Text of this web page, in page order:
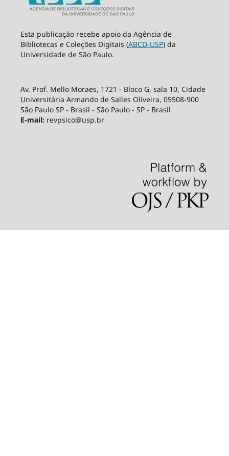
Esta publicação recebe apoio da Agência de
Bibliotecas e Coleções Digitais (ABCD-USP) da
Universidade de São Paulo.
Av. Prof. Mello Moraes, 1721 - Bloco G, sala 10, Cidade
Universitária Armando de Salles Oliveira, 05508-900
São Paulo SP - Brasil - São Paulo - SP - Brasil
E-mail:revpsico@usp.br